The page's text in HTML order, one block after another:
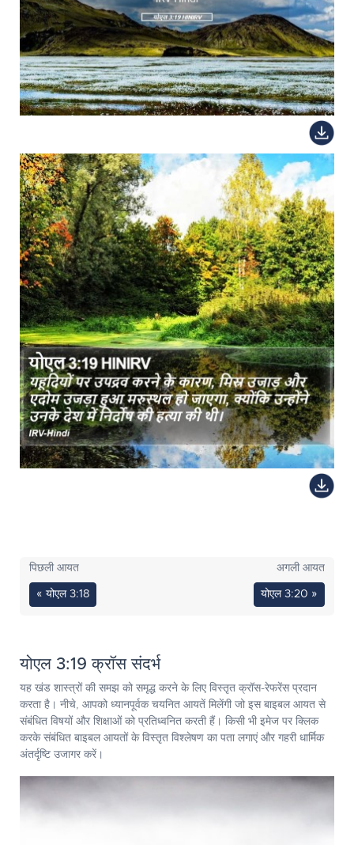
पिछली आयत
« योएल 3:18
अगली आयत
योएल 3:20 »
योएल 3:19 क्रॉस संदर्भ
यह खंड शास्त्रों की समझ को समृद्ध करने के लिए विस्तृत क्रॉस-रेफरेंस प्रदान
करता है। नीचे, आपको ध्यानपूर्वक चयनित आयतें मिलेंगी जो इस बाइबल आयत से
संबंधित विषयों और शिक्षाओं को प्रतिध्वनित करती हैं। किसी भी इमेज पर क्लिक
करके संबंधित बाइबल आयतों के विस्तृत विश्लेषण का पता लगाएं और गहरी धार्मिक
अंतर्दृष्टि उजागर करें।